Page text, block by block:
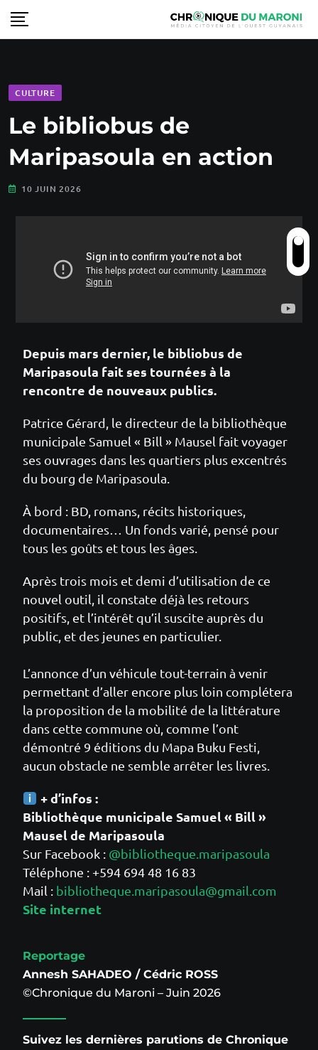
CULTURE
Le bibliobus de
Maripasoula en action
10 JUIN 2026
Depuis mars dernier, le bibliobus de
Maripasoula fait ses tournées à la
rencontre de nouveaux publics.
Patrice Gérard, le directeur de la bibliothèque
municipale Samuel « Bill » Mausel fait voyager
ses ouvrages dans les quartiers plus excentrés
du bourg de Maripasoula.
À bord : BD, romans, récits historiques,
documentaires… Un fonds varié, pensé pour
tous les goûts et tous les âges.
Après trois mois et demi d’utilisation de ce
nouvel outil, il constate déjà les retours
positifs, et l’intérêt qu’il suscite auprès du
public, et des jeunes en particulier.
L’annonce d’un véhicule tout-terrain à venir
permettant d’aller encore plus loin complétera
la proposition de la mobilité de la littérature
dans cette commune où, comme l’ont
démontré 9 éditions du Mapa Buku Festi,
aucun obstacle ne semble arrêter les livres.
+ d’infos :
Bibliothèque municipale Samuel « Bill »
Mausel de Maripasoula
Sur Facebook : @bibliotheque.maripasoula
Téléphone : +594 694 48 16 83
Mail : bibliotheque.maripasoula@gmail.com
Site internet
Reportage
Annesh SAHADEO / Cédric ROSS
©Chronique du Maroni – Juin 2026
Suivez les dernières parutions de Chronique